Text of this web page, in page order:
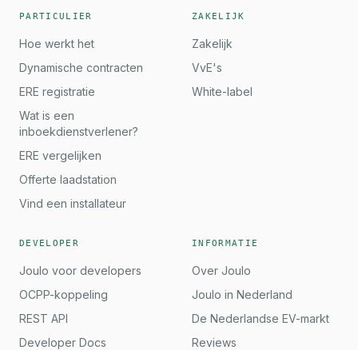
PARTICULIER
Hoe werkt het
Dynamische contracten
ERE registratie
Wat is een
inboekdienstverlener?
ERE vergelijken
Offerte laadstation
Vind een installateur
ZAKELIJK
Zakelijk
VvE's
White-label
DEVELOPER
Joulo voor developers
OCPP-koppeling
REST API
Developer Docs
INFORMATIE
Over Joulo
Joulo in Nederland
De Nederlandse EV-markt
Reviews